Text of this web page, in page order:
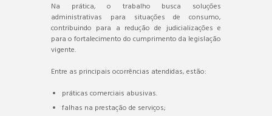
Na prática, o trabalho busca soluções
administrativas para situações de consumo,
contribuindo para a redução de judicializações e
para o fortalecimento do cumprimento da legislação
vigente.
Entre as principais ocorrências atendidas, estão:
práticas comerciais abusivas.
falhas na prestação de serviços;